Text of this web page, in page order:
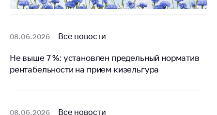
Личный прием
Прямaя телефоннaя
линия
08.06.2026 Все новости
Не выше 7 %: установлен предельный норматив
рентабельности на прием кизельгура
08.06.2026 Все новости